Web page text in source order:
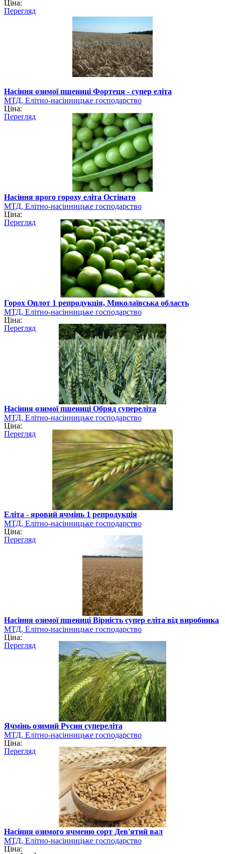
Ціна:
Перегляд
Насіння озимої пшениці Фортеця - супер еліта
МТД, Елітно-насінницьке господарство
Ціна:
Перегляд
Насіння ярого гороху еліта Остінато
МТД, Елітно-насінницьке господарство
Ціна:
Перегляд
Горох Оплот 1 репродукція, Миколаївська область
МТД, Елітно-насінницьке господарство
Ціна:
Перегляд
Насіння озимої пшениці Обряд супереліта
МТД, Елітно-насінницьке господарство
Ціна:
Перегляд
Еліта - яровий ячмінь 1 репродукція
МТД, Елітно-насінницьке господарство
Ціна:
Перегляд
Насіння озимої пшениці Вірність супер еліта від виробника
МТД, Елітно-насінницьке господарство
Ціна:
Перегляд
Ячмінь озимий Русин супереліта
МТД, Елітно-насінницьке господарство
Ціна:
Перегляд
Насіння озимого ячменю сорт Дев'ятий вал
МТД, Елітно-насінницьке господарство
Ціна: